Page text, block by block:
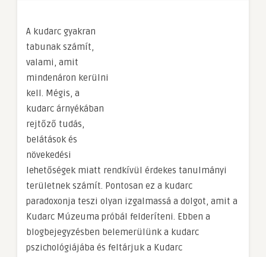
A kudarc gyakran
tabunak számít,
valami, amit
mindenáron kerülni
kell. Mégis, a
kudarc árnyékában
rejtőző tudás,
belátások és
növekedési
lehetőségek miatt rendkívül érdekes tanulmányi
területnek számít. Pontosan ez a kudarc
paradoxonja teszi olyan izgalmassá a dolgot, amit a
Kudarc Múzeuma próbál felderíteni. Ebben a
blogbejegyzésben belemerülünk a kudarc
pszichológiájába és feltárjuk a Kudarc